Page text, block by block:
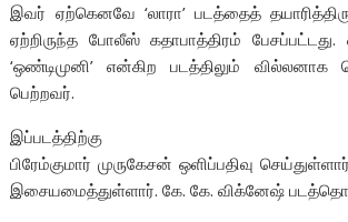
இவர் ஏற்கெனவே ‘லாரா’ படத்தைத்
ஏற்றிருந்த போலீஸ் கதாபாத்திரம்
‘ஒண்டிமுனி’ என்கிற படத்திலும்
பெற்றவர்.
இப்படத்திற்கு
பிரேம்குமார் முருகேசன் ஒளிப்பதிவு
இசையமைத்துள்ளார். கே. கே. விக்னேஷ்